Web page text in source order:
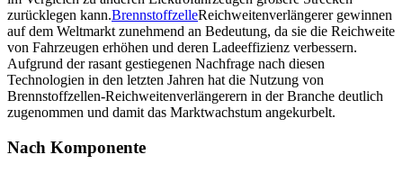
zurücklegen kann.BrennstoffzelleReichweitenverlängerer gewinnen
auf dem Weltmarkt zunehmend an Bedeutung, da sie die Reichweite
von Fahrzeugen erhöhen und deren Ladeeffizienz verbessern.
Aufgrund der rasant gestiegenen Nachfrage nach diesen
Technologien in den letzten Jahren hat die Nutzung von
Brennstoffzellen-Reichweitenverlängerern in der Branche deutlich
zugenommen und damit das Marktwachstum angekurbelt.
Nach Komponente